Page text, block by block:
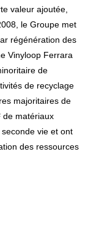
valeur ajoutée,
le Groupe met
régénération des
Vinyloop Ferrara
de
de recyclage
majoritaires de
de matériaux
vie et ont
des ressources